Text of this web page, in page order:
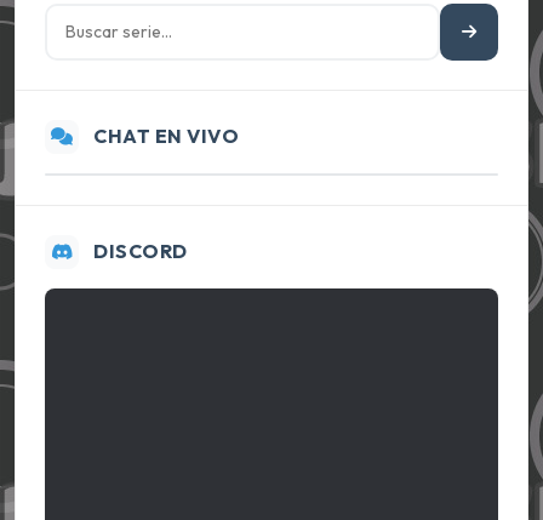
CHAT EN VIVO
DISCORD